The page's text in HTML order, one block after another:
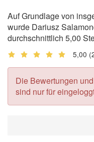
Auf Grundlage von
wurde Dariusz
durchschnittlich 5,00
5,00
Die Bewertungen
sind nur für